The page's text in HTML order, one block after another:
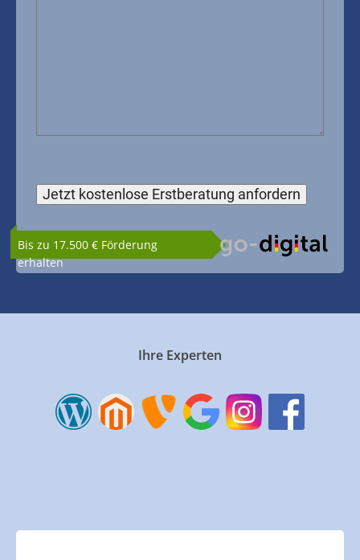
Bis zu 17.500 € Förderung
erhalten
Ihre Experten